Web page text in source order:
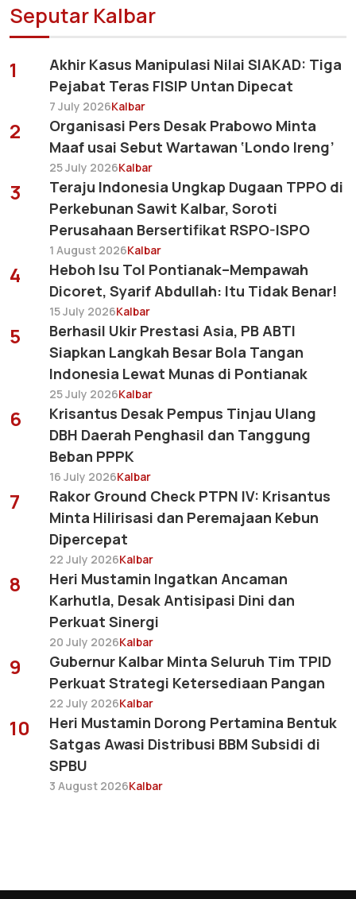
Seputar Kalbar
1
Akhir Kasus Manipulasi Nilai SIAKAD: Tiga
Pejabat Teras FISIP Untan Dipecat
7 July 2026Kalbar
2
Organisasi Pers Desak Prabowo Minta
Maaf usai Sebut Wartawan ‘Londo Ireng’
25 July 2026Kalbar
3
Teraju Indonesia Ungkap Dugaan TPPO di
Perkebunan Sawit Kalbar, Soroti
Perusahaan Bersertifikat RSPO-ISPO
1 August 2026Kalbar
4
Heboh Isu Tol Pontianak–Mempawah
Dicoret, Syarif Abdullah: Itu Tidak Benar!
15 July 2026Kalbar
5
Berhasil Ukir Prestasi Asia, PB ABTI
Siapkan Langkah Besar Bola Tangan
Indonesia Lewat Munas di Pontianak
25 July 2026Kalbar
6
Krisantus Desak Pempus Tinjau Ulang
DBH Daerah Penghasil dan Tanggung
Beban PPPK
16 July 2026Kalbar
7
Rakor Ground Check PTPN IV: Krisantus
Minta Hilirisasi dan Peremajaan Kebun
Dipercepat
22 July 2026Kalbar
8
Heri Mustamin Ingatkan Ancaman
Karhutla, Desak Antisipasi Dini dan
Perkuat Sinergi
20 July 2026Kalbar
9
Gubernur Kalbar Minta Seluruh Tim TPID
Perkuat Strategi Ketersediaan Pangan
22 July 2026Kalbar
10
Heri Mustamin Dorong Pertamina Bentuk
Satgas Awasi Distribusi BBM Subsidi di
SPBU
3 August 2026Kalbar